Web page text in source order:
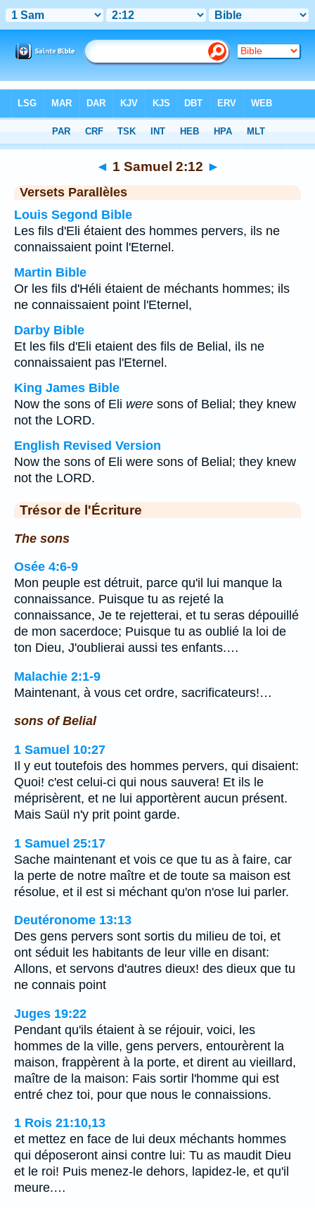
Chapitre 2> Verset 12
◄ 1 Samuel 2:12 ►
Versets Parallèles
Louis Segond Bible
Les fils d'Eli étaient des hommes pervers, ils ne
connaissaient point l'Eternel.
Martin Bible
Or les fils d'Héli étaient de méchants hommes; ils
ne connaissaient point l'Eternel,
Darby Bible
Et les fils d'Eli etaient des fils de Belial, ils ne
connaissaient pas l'Eternel.
King James Bible
Now the sons of Eli were sons of Belial; they knew
not the LORD.
English Revised Version
Now the sons of Eli were sons of Belial; they knew
not the LORD.
Trésor de l'Écriture
The sons
Osée 4:6-9
Mon peuple est détruit, parce qu'il lui manque la
connaissance. Puisque tu as rejeté la
connaissance, Je te rejetterai, et tu seras dépouillé
de mon sacerdoce; Puisque tu as oublié la loi de
ton Dieu, J'oublierai aussi tes enfants.…
Malachie 2:1-9
Maintenant, à vous cet ordre, sacrificateurs!…
sons of Belial
1 Samuel 10:27
Il y eut toutefois des hommes pervers, qui disaient:
Quoi! c'est celui-ci qui nous sauvera! Et ils le
méprisèrent, et ne lui apportèrent aucun présent.
Mais Saül n'y prit point garde.
1 Samuel 25:17
Sache maintenant et vois ce que tu as à faire, car
la perte de notre maître et de toute sa maison est
résolue, et il est si méchant qu'on n'ose lui parler.
Deutéronome 13:13
Des gens pervers sont sortis du milieu de toi, et
ont séduit les habitants de leur ville en disant:
Allons, et servons d'autres dieux! des dieux que tu
ne connais point
Juges 19:22
Pendant qu'ils étaient à se réjouir, voici, les
hommes de la ville, gens pervers, entourèrent la
maison, frappèrent à la porte, et dirent au vieillard,
maître de la maison: Fais sortir l'homme qui est
entré chez toi, pour que nous le connaissions.
1 Rois 21:10,13
et mettez en face de lui deux méchants hommes
qui déposeront ainsi contre lui: Tu as maudit Dieu
et le roi! Puis menez-le dehors, lapidez-le, et qu'il
meure.…